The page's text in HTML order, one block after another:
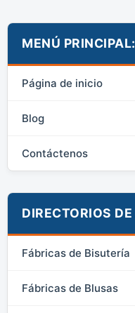
MENÚ PRINCIPAL:
Página de inicio
Blog
Contáctenos
DIRECTORIOS DE
Fábricas de Bisutería
Fábricas de Blusas